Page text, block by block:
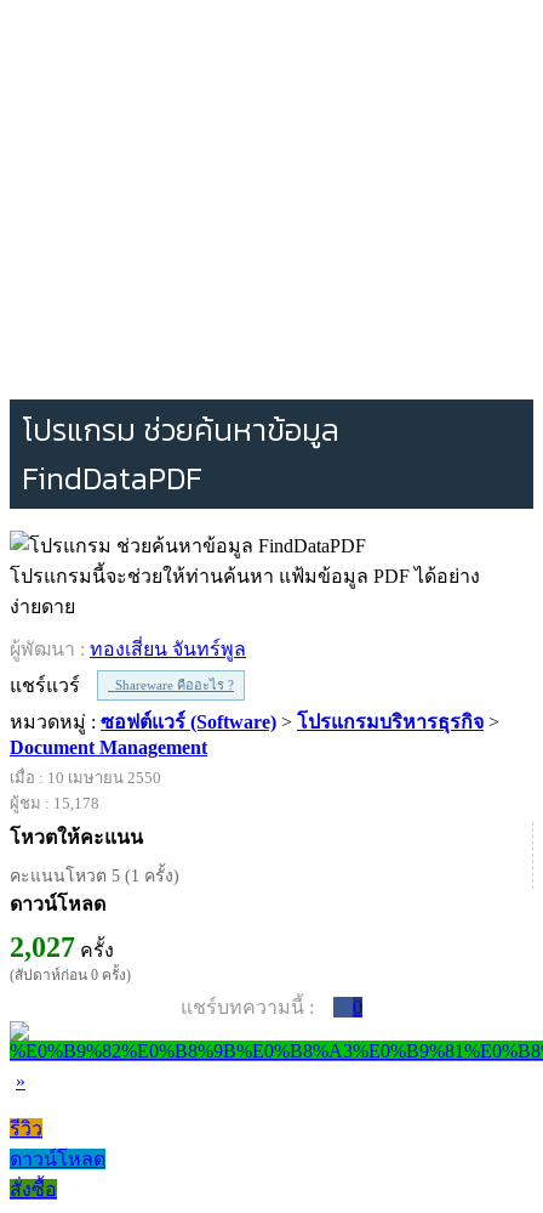
โปรแกรม ช่วยค้นหาข้อมูล
FindDataPDF
โปรแกรมนี้จะช่วยให้ท่านค้นหา แฟ้มข้อมูล PDF ได้อย่าง
ง่ายดาย
ผู้พัฒนา : ทองเสี่ยน จันทร์พูล
แชร์แวร์
Shareware คืออะไร ?
หมวดหมู่ : ซอฟต์แวร์ (Software) > โปรแกรมบริหารธุรกิจ >
Document Management
เมื่อ : 10 เมษายน 2550
ผู้ชม : 15,178
โหวตให้คะแนน
คะแนนโหวต 5 (1 ครั้ง)
ดาวน์โหลด
2,027 ครั้ง
(สัปดาห์ก่อน 0 ครั้ง)
แชร์บทความนี้ : 0
»
รีวิว
ดาวน์โหลด
สั่งซื้อ